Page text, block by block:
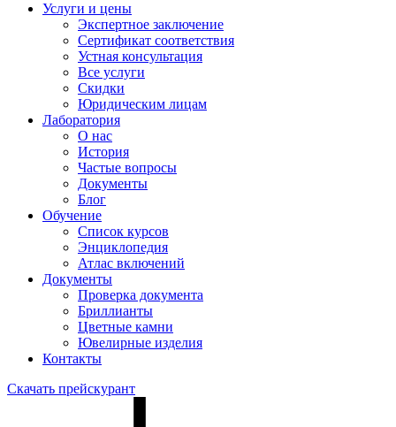
Услуги и цены
Экспертное заключение
Сертификат соответствия
Устная консультация
Все услуги
Скидки
Юридическим лицам
Лаборатория
О нас
История
Частые вопросы
Документы
Блог
Обучение
Список курсов
Энциклопедия
Атлас включений
Документы
Проверка документа
Бриллианты
Цветные камни
Ювелирные изделия
Контакты
Скачать прейскурант